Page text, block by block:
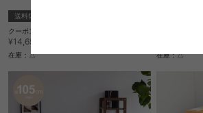
送料無料
クーポン利用で
¥14,650→
在庫：△ 在庫：△